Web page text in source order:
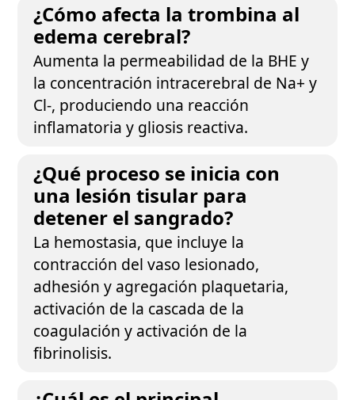
¿Cómo afecta la trombina al
edema cerebral?
Aumenta la permeabilidad de la BHE y
la concentración intracerebral de Na+ y
Cl-, produciendo una reacción
inflamatoria y gliosis reactiva.
¿Qué proceso se inicia con
una lesión tisular para
detener el sangrado?
La hemostasia, que incluye la
contracción del vaso lesionado,
adhesión y agregación plaquetaria,
activación de la cascada de la
coagulación y activación de la
fibrinolisis.